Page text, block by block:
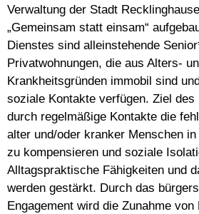
Verwaltung der Stadt
„Gemeinsam statt einsam“
Dienstes sind alleinstehende
Privatwohnungen, die aus Alters-
Krankheitsgründen immobil sind
soziale Kontakte verfügen. Ziel
durch regelmäßige Kontakte die
alter und/oder kranker Menschen
zu kompensieren und soziale
Alltagspraktische Fähigkeiten und
werden gestärkt. Durch das
Engagement wird die Zunahme von